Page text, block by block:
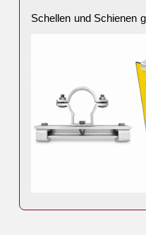
Schellen und Schienen